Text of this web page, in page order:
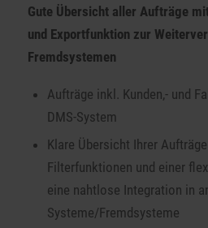
Gute Übersicht aller Aufträge
und Exportfunktion zur
Fremdsystemen
Aufträge inkl. Kunden,- und
DMS-System
Klare Übersicht Ihrer
Filterfunktionen und einer
eine nahtlose Integration in
Systeme/Fremdsysteme